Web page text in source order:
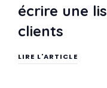
écrire une
clients
LIRE L'ARTICLE